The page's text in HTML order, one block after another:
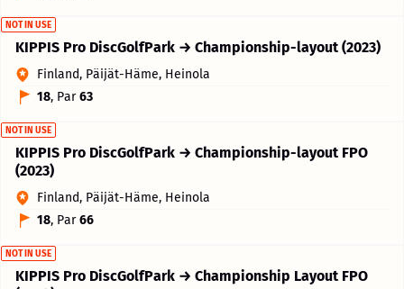
KIPPIS Pro DiscGolfPark → Championship-layout (2023)
NOT IN USE
Finland, Päijät-Häme, Heinola
18, Par63
KIPPIS Pro DiscGolfPark → Championship-layout FPO
(2023)
NOT IN USE
Finland, Päijät-Häme, Heinola
18, Par66
KIPPIS Pro DiscGolfPark → Championship Layout FPO
NOT IN USE